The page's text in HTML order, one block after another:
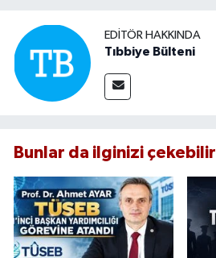
EDITÖR HAKKINDA
Tıbbiye Bülteni
Bunlar da ilginizi çekebilir